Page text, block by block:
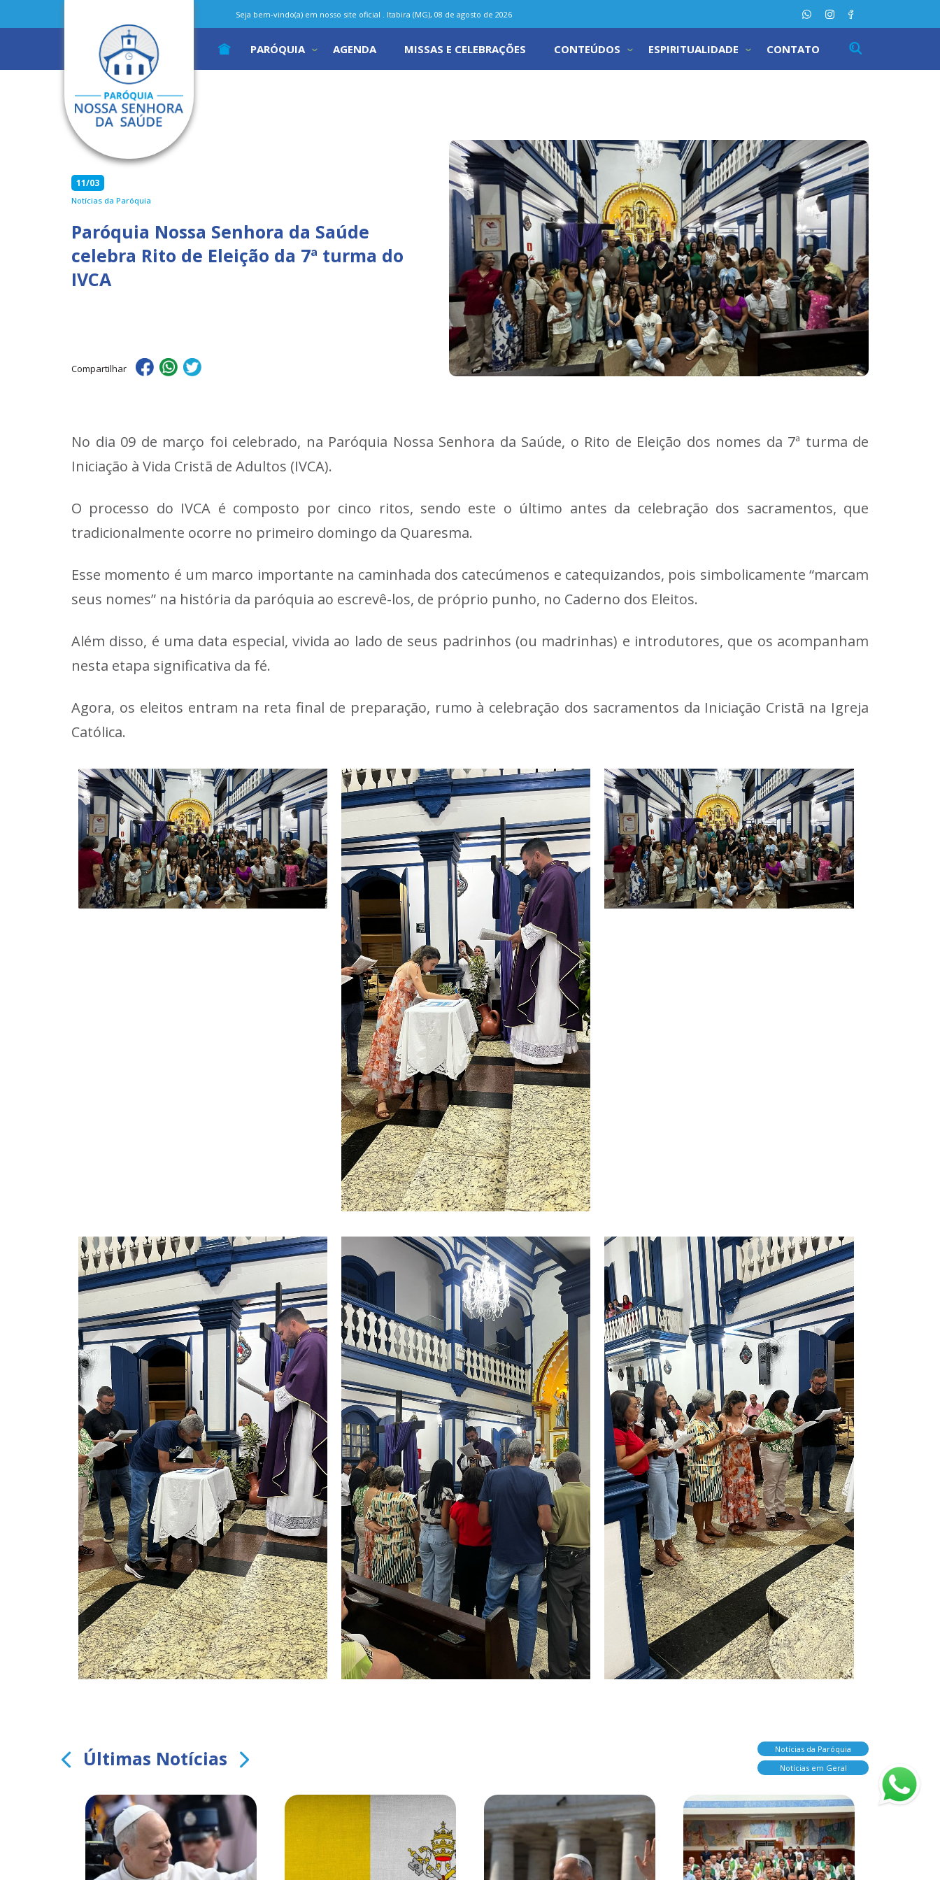
Seja bem-vindo(a) em nosso site oficial . Itabira (MG), 08 de agosto de 2026
PARÓQUIA AGENDA MISSAS E CELEBRAÇÕES CONTEÚDOS ESPIRITUALIDADE CONTATO
11/03
Notícias da Paróquia
Paróquia Nossa Senhora da Saúde
celebra Rito de Eleição da 7ª turma do
IVCA
Compartilhar
No dia 09 de março foi celebrado, na Paróquia Nossa Senhora da Saúde, o Rito de Eleição dos nomes da 7ª turma de
Iniciação à Vida Cristã de Adultos (IVCA).
O processo do IVCA é composto por cinco ritos, sendo este o último antes da celebração dos sacramentos, que
tradicionalmente ocorre no primeiro domingo da Quaresma.
Esse momento é um marco importante na caminhada dos catecúmenos e catequizandos, pois simbolicamente “marcam
seus nomes” na história da paróquia ao escrevê-los, de próprio punho, no Caderno dos Eleitos.
Além disso, é uma data especial, vivida ao lado de seus padrinhos (ou madrinhas) e introdutores, que os acompanham
nesta etapa significativa da fé.
Agora, os eleitos entram na reta final de preparação, rumo à celebração dos sacramentos da Iniciação Cristã na Igreja
Católica.
Últimas Notícias
Notícias da Paróquia
Notícias em Geral